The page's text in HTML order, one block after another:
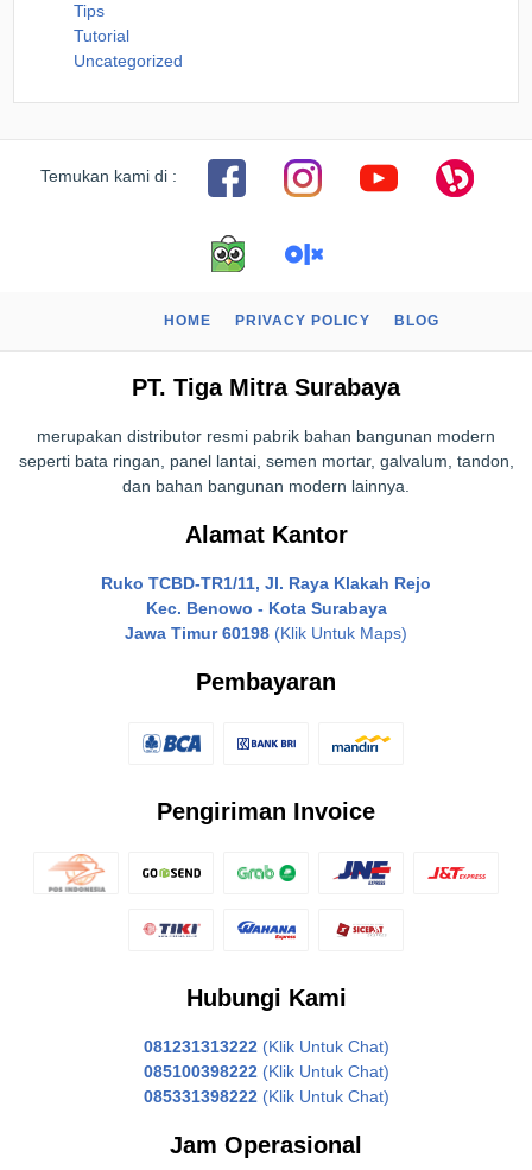
Tips
Tutorial
Uncategorized
Temukan kami di :
HOME PRIVACY POLICY BLOG
PT. Tiga Mitra Surabaya
merupakan distributor resmi pabrik bahan bangunan modern
seperti bata ringan, panel lantai, semen mortar, galvalum, tandon,
dan bahan bangunan modern lainnya.
Alamat Kantor
Ruko TCBD-TR1/11, Jl. Raya Klakah Rejo
Kec. Benowo - Kota Surabaya
Jawa Timur 60198 (Klik Untuk Maps)
Pembayaran
Pengiriman Invoice
Hubungi Kami
081231313222 (Klik Untuk Chat)
085100398222 (Klik Untuk Chat)
085331398222 (Klik Untuk Chat)
Jam Operasional